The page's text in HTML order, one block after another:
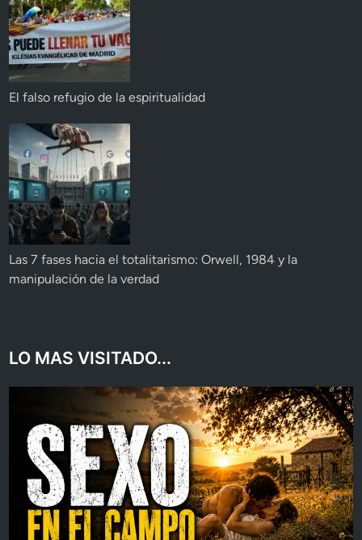
El falso refugio de la espiritualidad
Las 7 fases hacia el totalitarismo: Orwell, 1984 y la
manipulación de la verdad
LO MAS VISITADO...